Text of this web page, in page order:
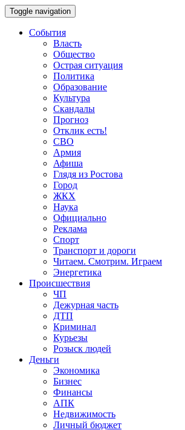
Toggle navigation
События
Власть
Общество
Острая ситуация
Политика
Образование
Культура
Скандалы
Прогноз
Отклик есть!
СВО
Армия
Афиша
Глядя из Ростова
Город
ЖКХ
Наука
Официально
Реклама
Спорт
Транспорт и дороги
Читаем. Смотрим. Играем
Энергетика
Происшествия
ЧП
Дежурная часть
ДТП
Криминал
Курьезы
Розыск людей
Деньги
Экономика
Бизнес
Финансы
АПК
Недвижимость
Личный бюджет